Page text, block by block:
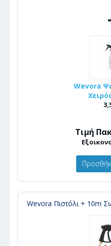
Wevora
Τιμή
Wevora Πιστόλι + 10m